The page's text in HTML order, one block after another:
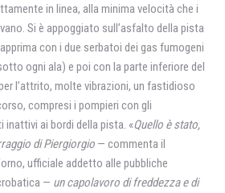
in linea, alla minima velocità che i
Si è appoggiato sull’asfalto della pista
con i due serbatoi dei gas fumogeni
ogni ala) e poi con la parte inferiore del
l’attrito, molte vibrazioni, un fastidioso
compresi i pompieri con gli
inattivi ai bordi della pista. «Quello è stato,
di Piergiorgio — commenta il
ufficiale addetto alle pubbliche
— un capolavoro di freddezza e di